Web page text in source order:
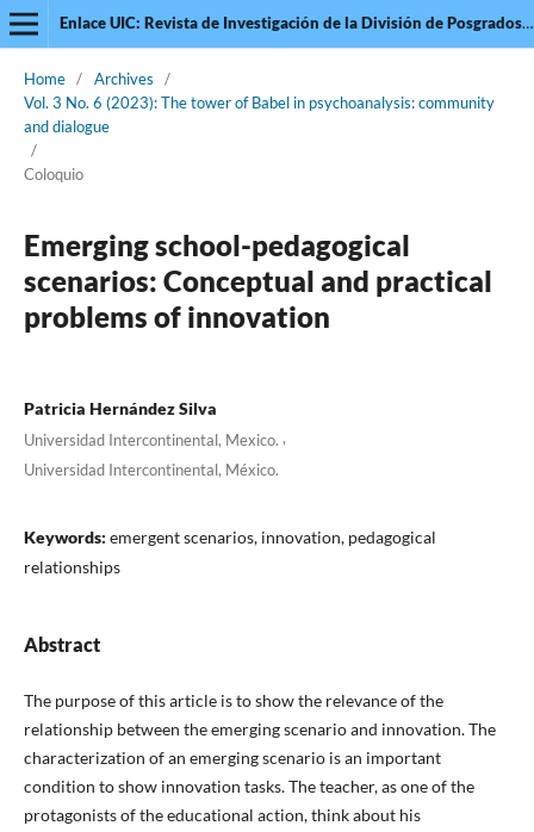
Enlace UIC: Revista de Investigación de la División de Posgrados de la Universidad Intercontinental
Home / Archives
/
Vol. 3 No. 6 (2023): The tower of Babel in psychoanalysis: community
and dialogue
/
Coloquio
Emerging school-pedagogical
scenarios: Conceptual and practical
problems of innovation
Patricia Hernández Silva
Universidad Intercontinental, Mexico. ,
Universidad Intercontinental, México.
Keywords: emergent scenarios, innovation, pedagogical
relationships
Abstract
The purpose of this article is to show the relevance of the
relationship between the emerging scenario and innovation. The
characterization of an emerging scenario is an important
condition to show innovation tasks. The teacher, as one of the
protagonists of the educational action, think about his